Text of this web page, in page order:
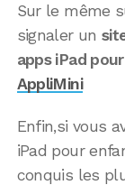
Sur le même
signaler un
apps iPad
AppliMini
Enfin,si vous
iPad pour
conquis les